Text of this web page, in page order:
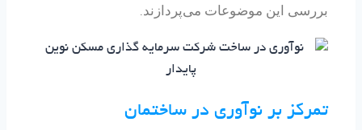
بررسی این موضوعات می‌پردازند.
تمرکز بر نوآوری در ساختمان